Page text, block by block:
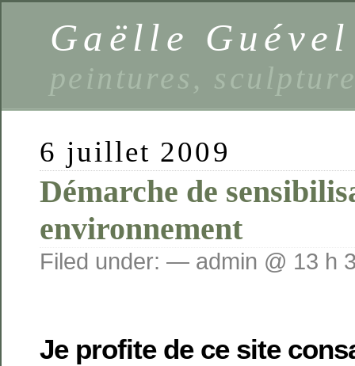
Gaëlle
peintures,
6 juillet 2009
Démarche de
environnement
Filed under: — admin @ 13 h
Je profite de ce site